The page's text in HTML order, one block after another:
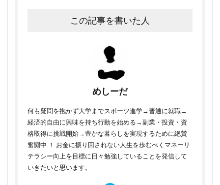
この記事を書いた人
めしーだ
何も疑問を抱かず大学までスポーツ進学→普通に就職→
経済的自由に興味を持ち行動を始める→副業・投資・資
格取得に挑戦開始→豊かな暮らしを実現するために絶賛
奮闘中 ！ お金に振り回されない人生を歩むべくマネーリ
テラシー向上を目標に日々勉強していることを発信して
いきたいと思います。